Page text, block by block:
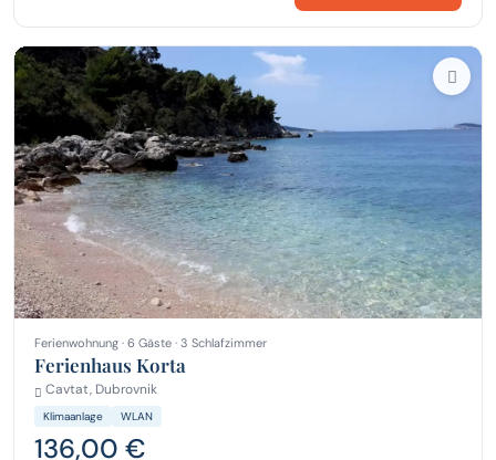
Ferienwohnung · 6 Gäste · 3 Schlafzimmer
Ferienhaus Korta
Cavtat, Dubrovnik
Klimaanlage WLAN
136,00 €